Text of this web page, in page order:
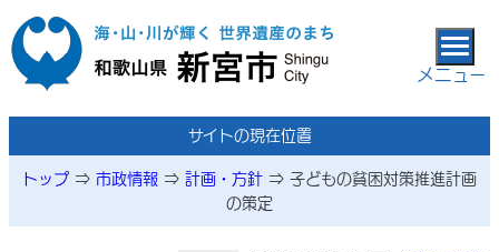
本文へ移動
メニュー
サイトの現在位置
トップ ⇒ 市政情報 ⇒ 計画・方針 ⇒ 子どもの貧困対策推進計画
の策定